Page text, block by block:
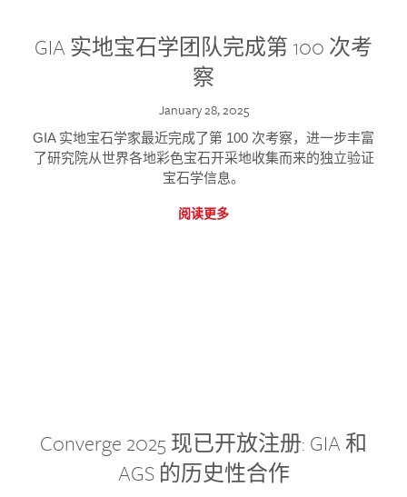
GIA 实地宝石学团队完成第 100 次考
察
January 28, 2025
GIA 实地宝石学家最近完成了第 100 次考察，进一步丰富
了研究院从世界各地彩色宝石开采地收集而来的独立验证
宝石学信息。
阅读更多
Converge 2025 现已开放注册: GIA 和
AGS 的历史性合作